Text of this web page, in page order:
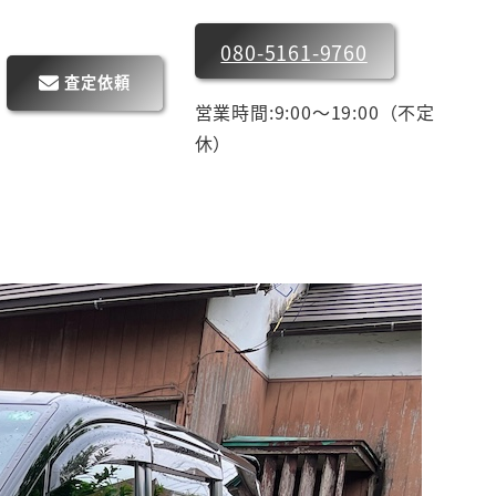
査定依頼
080-5161-9760
営業時間:9:00～19:00（不定
休）